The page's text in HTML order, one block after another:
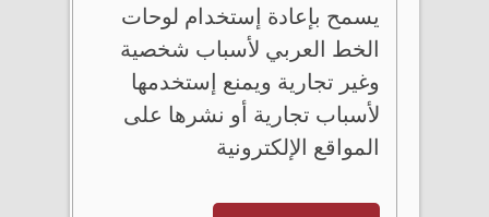
يسمح بإعادة إستخدام لوحات
الخط العربي لأسباب شخصية
وغير تجارية ويمنع إستخدمها
لأسباب تجارية أو نشرها على
المواقع الإلكترونية